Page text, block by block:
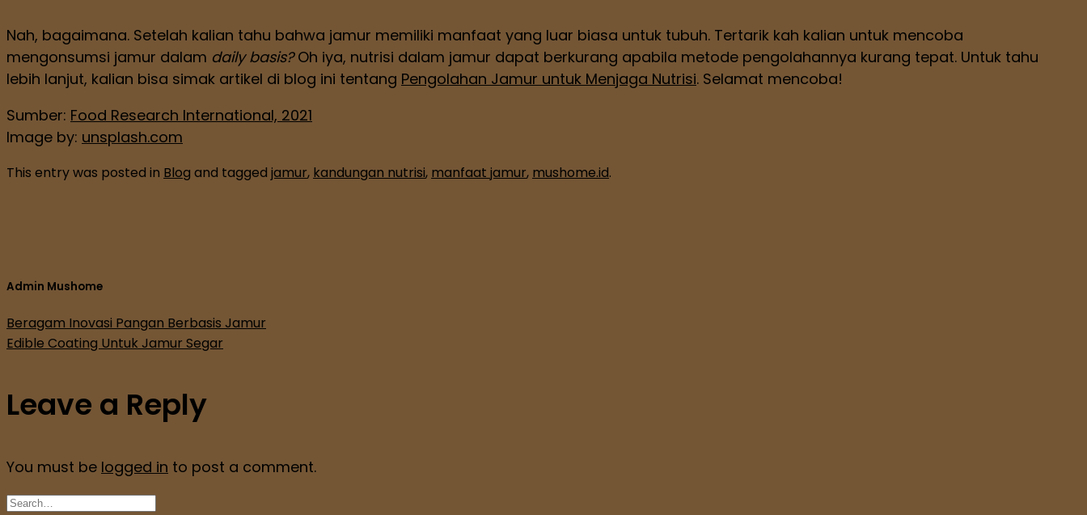
Nah, bagaimana. Setelah kalian tahu bahwa jamur memiliki manfaat yang luar biasa untuk tubuh. Tertarik kah kalian untuk mencoba
mengonsumsi jamur dalam daily basis?Oh iya, nutrisi dalam jamur dapat berkurang apabila metode pengolahannya kurang tepat. Untuk tahu
lebih lanjut, kalian bisa simak artikel di blog ini tentang Pengolahan Jamur untuk Menjaga Nutrisi. Selamat mencoba!
Sumber: Food Research International, 2021
Image by: unsplash.com
This entry was posted in Blog and tagged jamur, kandungan nutrisi, manfaat jamur, mushome.id.
Admin Mushome
Beragam Inovasi Pangan Berbasis Jamur
Edible Coating Untuk Jamur Segar
Leave a Reply
You must be logged in to post a comment.